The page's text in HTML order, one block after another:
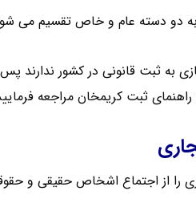
دو دسته عام و خاص تقسیم می
به ثبت قانونی در کشور ندارند پس
ثبت کریمخان مراجعه
را از اجتماع اشخاص حقیقی و